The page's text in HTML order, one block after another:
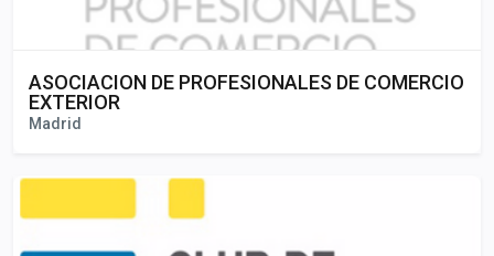
ASOCIACION DE PROFESIONALES DE COMERCIO
EXTERIOR
Madrid